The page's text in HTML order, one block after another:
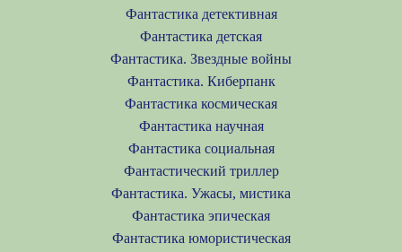
Фантастика детективная
Фантастика детская
Фантастика. Звездные войны
Фантастика. Киберпанк
Фантастика космическая
Фантастика научная
Фантастика социальная
Фантастический триллер
Фантастика. Ужасы, мистика
Фантастика эпическая
Фантастика юмористическая